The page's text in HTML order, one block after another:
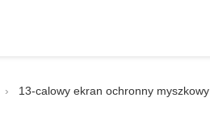
› 13-calowy ekran ochronny myszkowy